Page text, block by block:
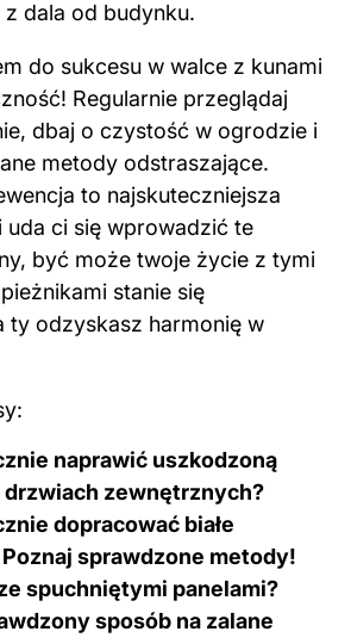
do sukcesuw walce z
dbaj o czystość w ogrodzie i
metody odstraszające.
to najskuteczniejsza
uda ci się wprowadzić te
być może twoje życie z tymi
stanie się
ty odzyskasz harmonię w
naprawić uszkodzoną
dopracować białe
sprawdzone metody!
spuchniętymi panelami?
sposób na zalane
zamontować WC